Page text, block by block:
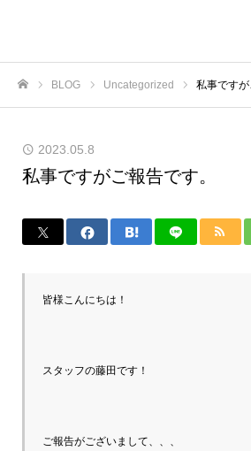
BLOG Uncategorized 私事ですが
2023.05.8
私事ですがご報告です。
皆様こんにちは！
スタッフの藤田です！
ご報告がございまして、、、